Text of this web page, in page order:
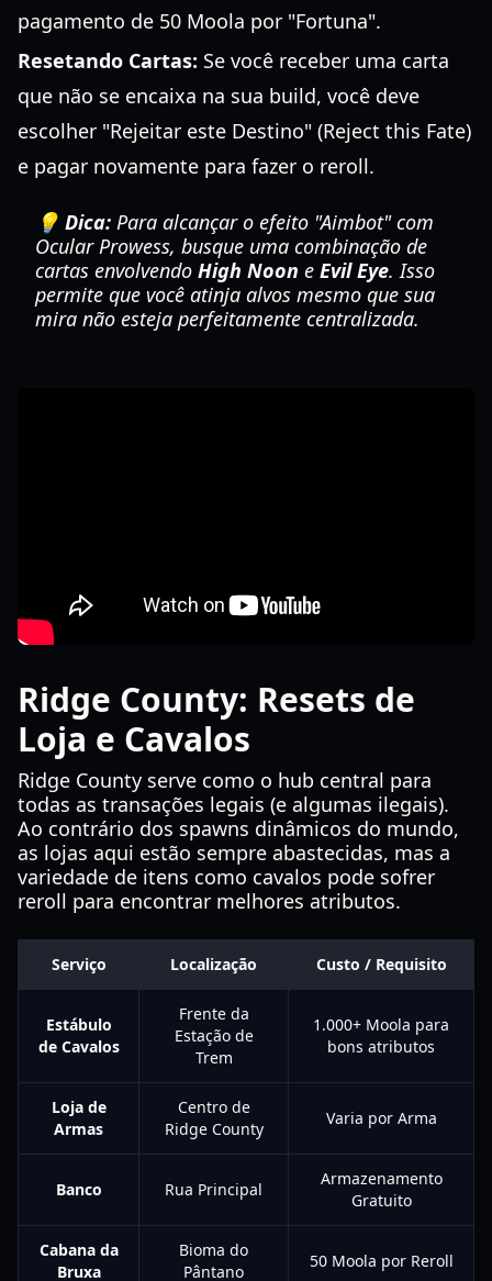
pagamento de 50 Moola por "Fortuna".
Resetando Cartas: Se você receber uma carta
que não se encaixa na sua build, você deve
escolher "Rejeitar este Destino" (Reject this Fate)
e pagar novamente para fazer o reroll.
💡 Dica: Para alcançar o efeito "Aimbot" com
Ocular Prowess, busque uma combinação de
cartas envolvendo High Noon e Evil Eye. Isso
permite que você atinja alvos mesmo que sua
mira não esteja perfeitamente centralizada.
Ridge County: Resets de
Loja e Cavalos
Ridge County serve como o hub central para
todas as transações legais (e algumas ilegais).
Ao contrário dos spawns dinâmicos do mundo,
as lojas aqui estão sempre abastecidas, mas a
variedade de itens como cavalos pode sofrer
reroll para encontrar melhores atributos.
Serviço Localização Custo / Requisito
Estábulo
de Cavalos
Frente da
Estação de
Trem
1.000+ Moola para
bons atributos
Loja de
Armas
Centro de
Ridge County
Varia por Arma
Banco Rua Principal
Armazenamento
Gratuito
Cabana da
Bruxa
Bioma do
Pântano
50 Moola por Reroll